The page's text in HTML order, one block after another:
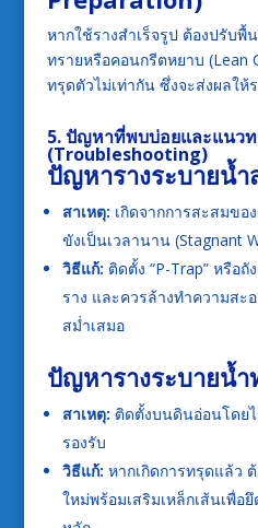
หากใช้รางสำเร็จรูป ต้องปรับ
ทรายหรือคอนกรีตหยาบ (Lean
ทรุดตัวไม่เท่ากัน ซึ่งจะส่งผลให้
5. ปัญหาที่พบบ่อยและแนว
(Troubleshooting)
ปัญหารางระบายน้ำ
สาเหตุ: เกิดจากการสะสมขอ
ขังเป็นเวลานาน (Stagnant
วิธีแก้: ติดตั้ง “P-Trap” หรือ
ราง และควรล้างทำความสะ
สม่ำเสมอ
ปัญหารางระบายน้ำ
สาเหตุ: ติดตั้งบนดินอ่อนโดย
รองรับ
วิธีแก้: หากเกิดการทรุดแล้ว
ใหม่พร้อมเสริมเหล็กเส้นเพื่อ